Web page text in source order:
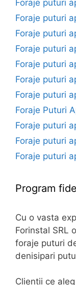
Foraje puturi
Foraje puturi
Foraje puturi
Foraje puturi
Foraje puturi
Foraje puturi
Foraje puturi
Foraje Puturi
Foraje puturi
Foraje puturi
Foraje puturi
Program
Cu o vasta
Forinstal SRL
foraje puturi
denisipari
Clientii ce